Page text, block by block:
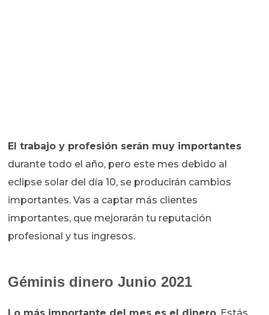
El trabajo y profesión serán muy importantes
durante todo el año, pero este mes debido al
eclipse solar del día 10, se producirán cambios
importantes. Vas a captar más clientes
importantes, que mejorarán tu reputación
profesional y tus ingresos.
Géminis dinero Junio 2021